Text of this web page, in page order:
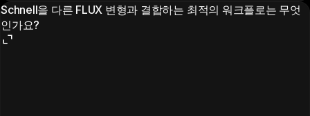
Schnell을 다른 FLUX 변형과 결합하는 최적의 워크플로는 무엇
인가요?